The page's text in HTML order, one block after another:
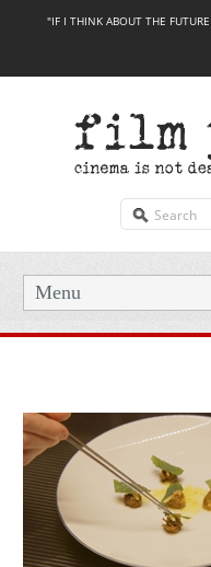
"IF I THINK ABOUT THE
Menu